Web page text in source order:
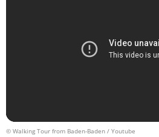
© Walking Tour from Baden-Baden / Youtube